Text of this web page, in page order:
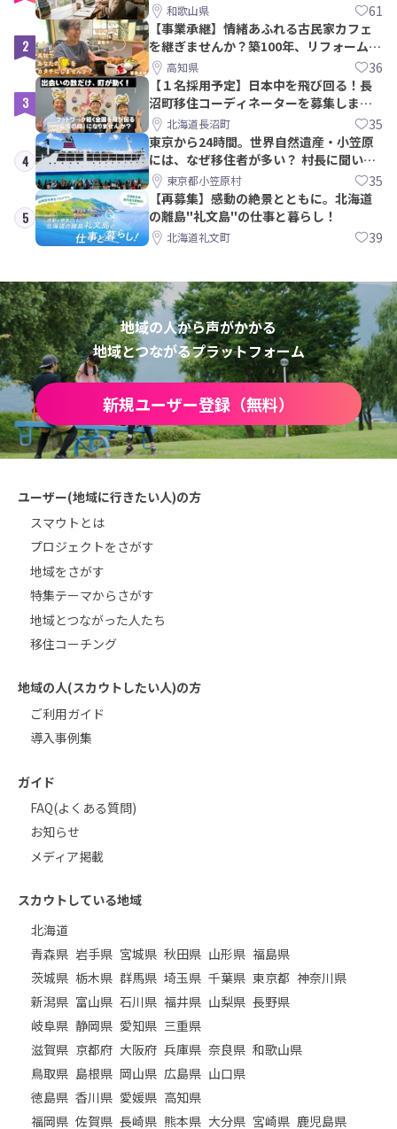
和歌山県 61
2
【事業承継】情緒あふれる古民家カフェ
を継ぎませんか？築100年、リフォームか
ら約10年！
高知県 36
3
【１名採用予定】日本中を飛び回る！長
沼町移住コーディネーターを募集しま
す！北海道長沼町 35
4
東京から24時間。世界自然遺産・小笠原
には、なぜ移住者が多い？ 村長に聞いて
みた東京都小笠原村 35
5
【再募集】感動の絶景とともに。北海道
の離島"礼文島"の仕事と暮らし！
北海道礼文町 39
地域の人から声がかかる
地域とつながるプラットフォーム
新規ユーザー登録（無料）
ユーザー(地域に行きたい人)の方
スマウトとは
プロジェクトをさがす
地域をさがす
特集テーマからさがす
地域とつながった人たち
移住コーチング
地域の人(スカウトしたい人)の方
ご利用ガイド
導入事例集
ガイド
FAQ(よくある質問)
お知らせ
メディア掲載
スカウトしている地域
北海道
青森県 岩手県 宮城県 秋田県 山形県 福島県
茨城県 栃木県 群馬県 埼玉県 千葉県 東京都 神奈川県
新潟県 富山県 石川県 福井県 山梨県 長野県
岐阜県 静岡県 愛知県 三重県
滋賀県 京都府 大阪府 兵庫県 奈良県 和歌山県
鳥取県 島根県 岡山県 広島県 山口県
徳島県 香川県 愛媛県 高知県
福岡県 佐賀県 長崎県 熊本県 大分県 宮崎県 鹿児島県